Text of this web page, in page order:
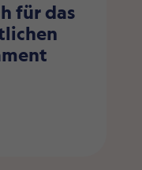
für das